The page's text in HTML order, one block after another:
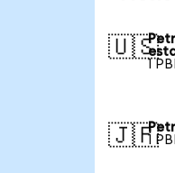
🇺🇸
1
🇯🇵
1